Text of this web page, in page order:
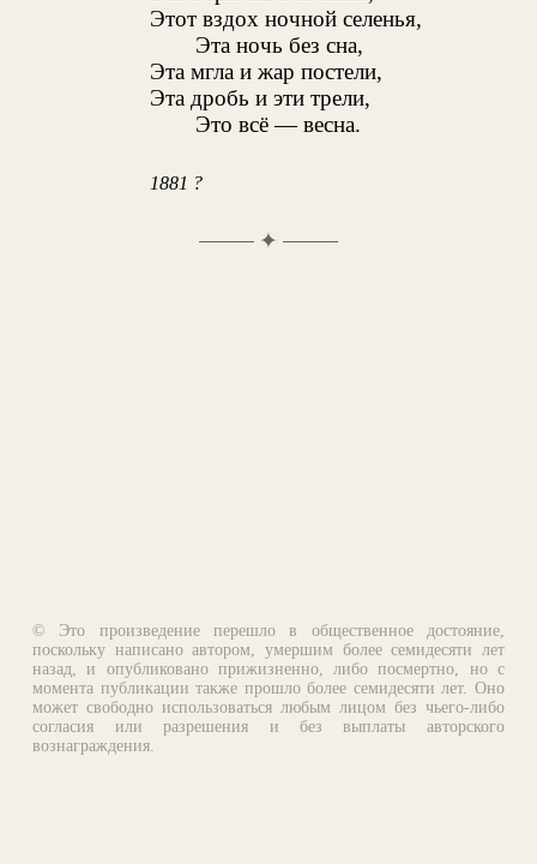
Этот вздох ночной селенья,
Эта ночь без сна,
Эта мгла и жар постели,
Эта дробь и эти трели,
Это всё — весна.
1881 ?
✦
© Это произведение перешло в общественное достояние,
поскольку написано автором, умершим более семидесяти лет
назад, и опубликовано прижизненно, либо посмертно, но с
момента публикации также прошло более семидесяти лет. Оно
может свободно использоваться любым лицом без чьего-либо
согласия или разрешения и без выплаты авторского
вознаграждения.